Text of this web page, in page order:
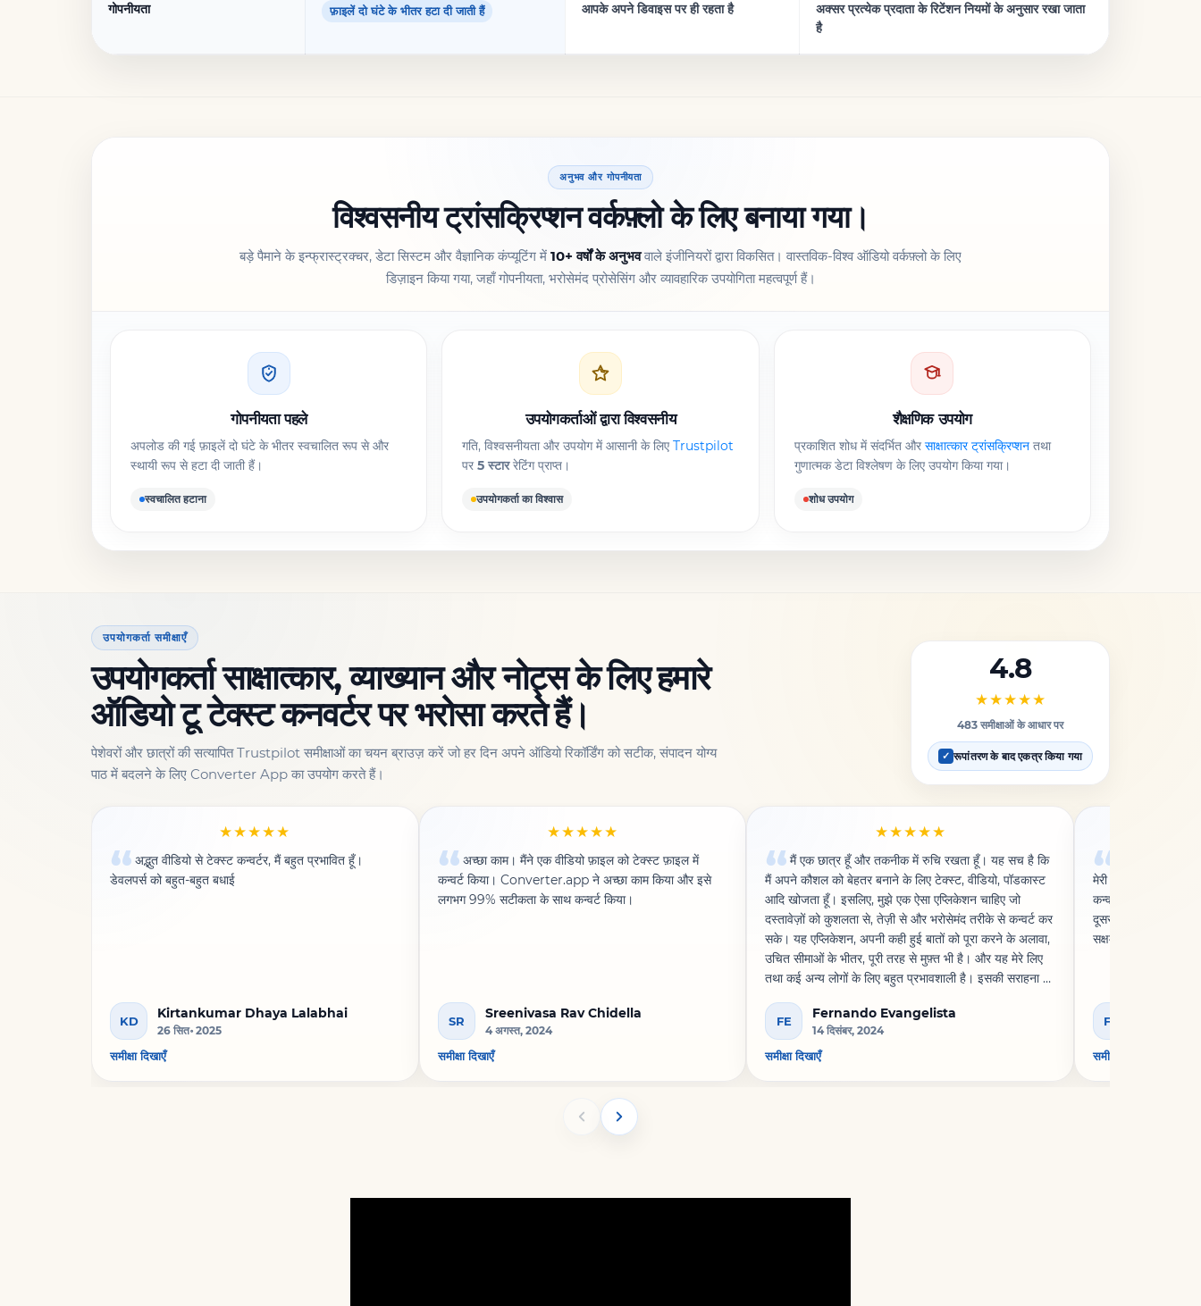
गोपनीयता फ़ाइलें दो घंटे के भीतर हटा दी जाती हैं आपके अपने डिवाइस पर ही रहता है
अक्सर प्रत्येक प्रदाता के रिटेंशन नियमों के अनुसार रखा जाता
है
अनुभव और गोपनीयता
विश्वसनीय ट्रांसक्रिप्शन वर्कफ़्लो के लिए बनाया गया।
बड़े पैमाने के इन्फ्रास्ट्रक्चर, डेटा सिस्टम और वैज्ञानिक कंप्यूटिंग में 10+ वर्षों के अनुभववाले इंजीनियरों द्वारा विकसित। वास्तविक-विश्व ऑडियो वर्कफ़्लो के लिए
डिज़ाइन किया गया, जहाँ गोपनीयता, भरोसेमंद प्रोसेसिंग और व्यावहारिक उपयोगिता महत्वपूर्ण हैं।
गोपनीयता पहले
अपलोड की गई फ़ाइलें दो घंटे के भीतर स्वचालित रूप से और
स्थायी रूप से हटा दी जाती हैं।
स्वचालित हटाना
उपयोगकर्ताओं द्वारा विश्वसनीय
गति, विश्वसनीयता और उपयोग में आसानी के लिएTrustpilot
पर5 स्टाररेटिंग प्राप्त।
उपयोगकर्ता का विश्वास
शैक्षणिक उपयोग
प्रकाशित शोध में संदर्भित और साक्षात्कार ट्रांसक्रिप्शनतथा
गुणात्मक डेटा विश्लेषण के लिए उपयोग किया गया।
शोध उपयोग
उपयोगकर्ता समीक्षाएँ
उपयोगकर्ता साक्षात्कार, व्याख्यान और नोट्स के लिए हमारे
ऑडियो टू टेक्स्ट कनवर्टर पर भरोसा करते हैं।
पेशेवरों और छात्रों की सत्यापित Trustpilot समीक्षाओं का चयन ब्राउज़ करें जो हर दिन अपने ऑडियो रिकॉर्डिंग को सटीक, संपादन योग्य
पाठ में बदलने के लिए Converter App का उपयोग करते हैं।
4.8
★★★★★
483 समीक्षाओं के आधार पर
✓ रूपांतरण के बाद एकत्र किया गया
★★★★★
अद्भुत वीडियो से टेक्स्ट कन्वर्टर, मैं बहुत प्रभावित हूँ।
डेवलपर्स को बहुत-बहुत बधाई
KD
Kirtankumar Dhaya Lalabhai
26 सित॰ 2025
समीक्षा दिखाएँ
★★★★★
अच्छा काम। मैंने एक वीडियो फ़ाइल को टेक्स्ट फ़ाइल में
कन्वर्ट किया। Converter.app ने अच्छा काम किया और इसे
लगभग 99% सटीकता के साथ कन्वर्ट किया।
SR
Sreenivasa Rav Chidella
4 अगस्त, 2024
समीक्षा दिखाएँ
★★★★★
मैं एक छात्र हूँ और तकनीक में रुचि रखता हूँ। यह सच है कि
मैं अपने कौशल को बेहतर बनाने के लिए टेक्स्ट, वीडियो, पॉडकास्ट
आदि खोजता हूँ। इसलिए, मुझे एक ऐसा एप्लिकेशन चाहिए जो
दस्तावेज़ों को कुशलता से, तेज़ी से और भरोसेमंद तरीके से कन्वर्ट कर
सके। यह एप्लिकेशन, अपनी कही हुई बातों को पूरा करने के अलावा,
उचित सीमाओं के भीतर, पूरी तरह से मुफ़्त भी है। और यह मेरे लिए
तथा कई अन्य लोगों के लिए बहुत प्रभावशाली है। इसकी सराहना की
FE
Fernando Evangelista
14 दिसंबर, 2024
समीक्षा दिखाएँ
मेरी चर्च की रिकॉर्ड की
कन्वर्ट हो जाती हैं।
दूसरों को उपयोग करने
सक्षम हैं, उन्हें दान करने
FB
समीक्षा दिखाएँ